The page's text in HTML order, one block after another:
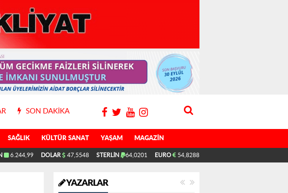
SON DAKIKA
SAĞLIK KÜLTÜR SANAT YAŞAM MAGAZIN
6.244,99 DOLAR 47,5548 STERLİN 64,0201 EURO 54,8288
YAZARLAR